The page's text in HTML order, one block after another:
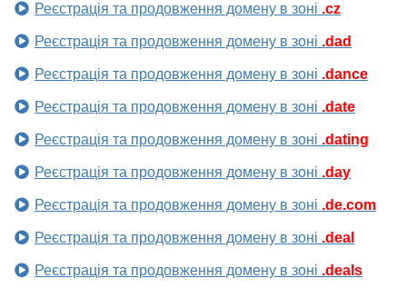
Реєстрація та продовження домену в зоні .cz
Реєстрація та продовження домену в зоні .dad
Реєстрація та продовження домену в зоні .dance
Реєстрація та продовження домену в зоні .date
Реєстрація та продовження домену в зоні .dating
Реєстрація та продовження домену в зоні .day
Реєстрація та продовження домену в зоні .de.com
Реєстрація та продовження домену в зоні .deal
Реєстрація та продовження домену в зоні .deals